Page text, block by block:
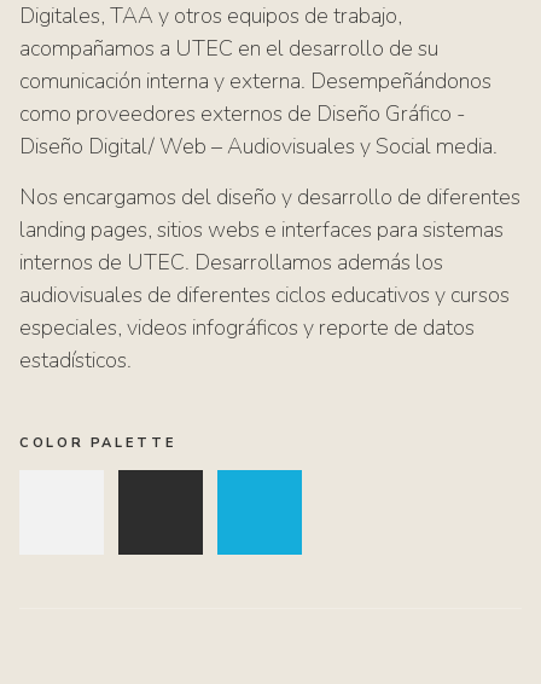
Digitales, TAA y otros equipos de trabajo,
acompañamos a UTEC en el desarrollo de su
comunicación interna y externa. Desempeñándonos
como proveedores externos de Diseño Gráfico -
Diseño Digital/ Web – Audiovisuales y Social media.
Nos encargamos del diseño y desarrollo de diferentes
landing pages, sitios webs e interfaces para sistemas
internos de UTEC. Desarrollamos además los
audiovisuales de diferentes ciclos educativos y cursos
especiales, videos infográficos y reporte de datos
estadísticos.
COLOR PALETTE